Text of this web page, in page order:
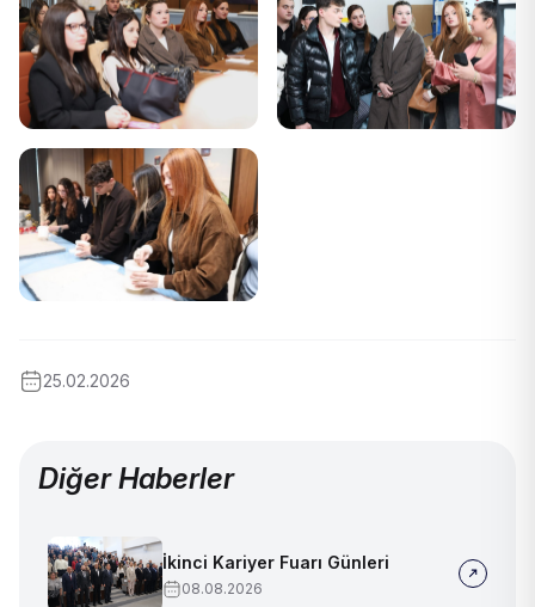
25.02.2026
Diğer Haberler
İkinci Kariyer Fuarı Günleri
08.08.2026